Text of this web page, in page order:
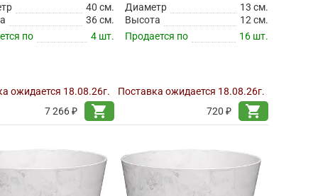
40 см.
36 см.
по
4 шт.
ожидается 18.08.26г.
7 266 ₽
shopping_cart
Диаметр
13 см.
Высота
12 см.
Продается по
16 шт.
Поставка ожидается 18.08.26г.
720 ₽
shopping_cart